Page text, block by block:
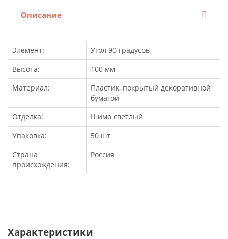
Описание
Элемент:
Угол 90 градусов
Высота:
100 мм
Материал:
Пластик, покрытый декоративной
бумагой
Отделка:
Шимо светлый
Упаковка:
50 шт
Страна
происхождения:
Россия
Характеристики